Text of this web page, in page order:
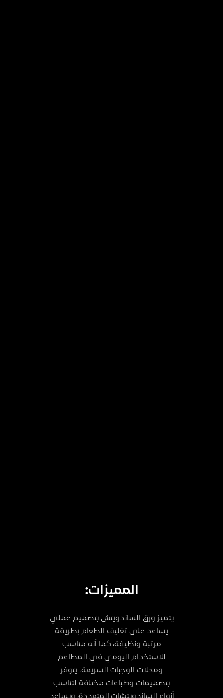
المميزات:
يتميز ورق الساندويتش بتصميم عملي
يساعد على تغليف الطعام بطريقة
مرتبة ونظيفة، كما أنه مناسب
للاستخدام اليومي في المطاعم
ومحلات الوجبات السريعة. يتوفر
بتصميمات وطباعات مختلفة لتناسب
أنواع الساندويتشات المتعددة، ويساعد